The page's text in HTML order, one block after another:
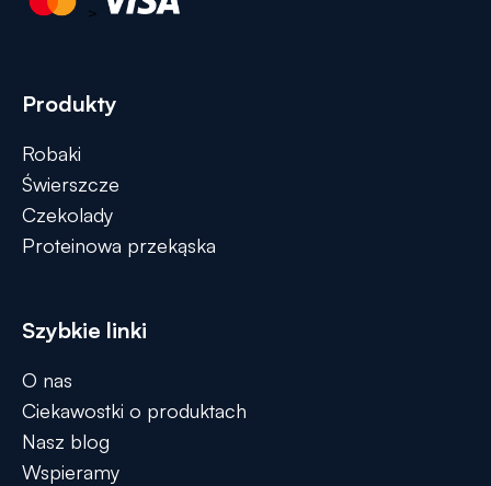
>
Produkty
Robaki
Świerszcze
Czekolady
Proteinowa przekąska
Szybkie linki
O nas
Ciekawostki o produktach
Nasz blog
Wspieramy